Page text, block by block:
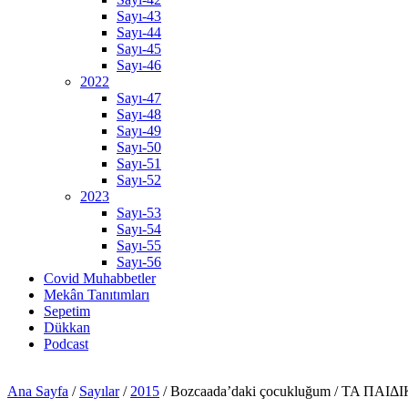
Sayı-43
Sayı-44
Sayı-45
Sayı-46
2022
Sayı-47
Sayı-48
Sayı-49
Sayı-50
Sayı-51
Sayı-52
2023
Sayı-53
Sayı-54
Sayı-55
Sayı-56
Covid Muhabbetler
Mekân Tanıtımları
Sepetim
Dükkan
Podcast
Ana Sayfa / Sayılar / 2015 / Bozcaada’daki çocukluğum / ΤΑ